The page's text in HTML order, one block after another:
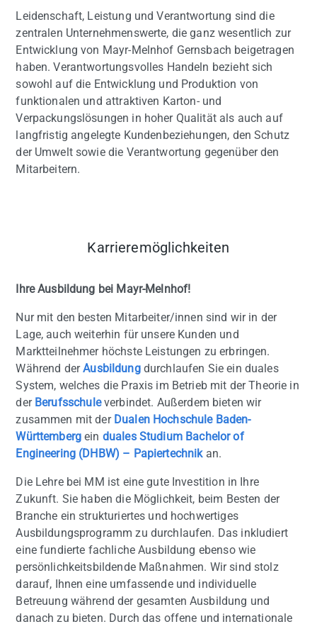
Leidenschaft, Leistung und Verantwortung sind die
zentralen Unternehmenswerte, die ganz wesentlich zur
Entwicklung von Mayr-Melnhof Gernsbach beigetragen
haben. Verantwortungsvolles Handeln bezieht sich
sowohl auf die Entwicklung und Produktion von
funktionalen und attraktiven Karton- und
Verpackungslösungen in hoher Qualität als auch auf
langfristig angelegte Kundenbeziehungen, den Schutz
der Umwelt sowie die Verantwortung gegenüber den
Mitarbeitern.
Karrieremöglichkeiten
Ihre Ausbildung bei Mayr-Melnhof!
Nur mit den besten Mitarbeiter/innen sind wir in der
Lage, auch weiterhin für unsere Kunden und
Marktteilnehmer höchste Leistungen zu erbringen.
Während derAusbildungdurchlaufen Sie ein duales
System, welches die Praxis im Betrieb mit der Theorie in
der Berufsschuleverbindet. Außerdem bieten wir
zusammen mit der Dualen Hochschule Baden-
Württemberg ein duales Studium Bachelor of
Engineering (DHBW) – Papiertechnikan.
Die Lehre bei MM ist eine gute Investition in Ihre
Zukunft. Sie haben die Möglichkeit, beim Besten der
Branche ein strukturiertes und hochwertiges
Ausbildungsprogramm zu durchlaufen. Das inkludiert
eine fundierte fachliche Ausbildung ebenso wie
persönlichkeitsbildende Maßnahmen. Wir sind stolz
darauf, Ihnen eine umfassende und individuelle
Betreuung während der gesamten Ausbildung und
danach zu bieten. Durch das offene und internationale